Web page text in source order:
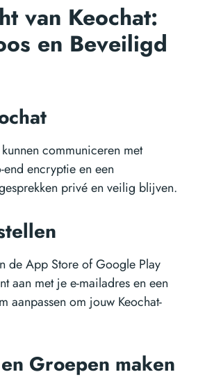
van Keochat:
en Beveiligd
communiceren met
encryptie en een
privé en veilig blijven.
de App Store of Google Play
aan met je e-mailadres en een
aanpassen om jouw Keochat-
Groepen maken